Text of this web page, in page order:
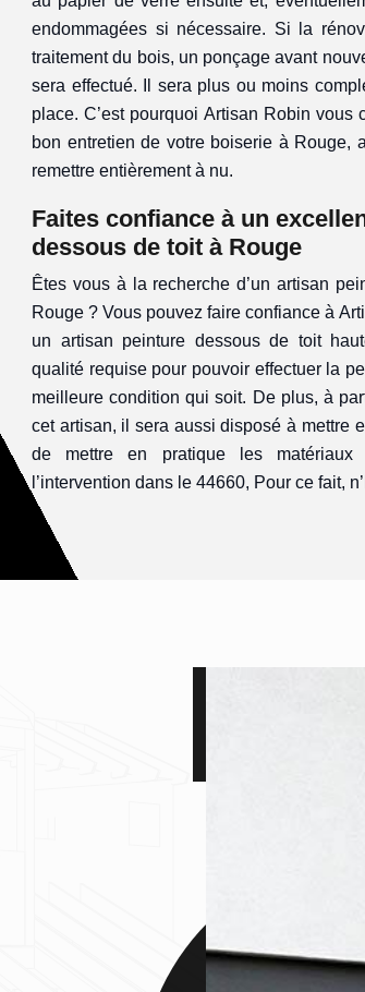
endommagées si nécessaire. Si la
traitement du bois, un ponçage avant
sera effectué. Il sera plus ou moins
place. C’est pourquoi Artisan Robin vous
bon entretien de votre boiserie à Rouge,
remettre entièrement à nu.
Faites confiance à un
dessous de toit à Rouge
Êtes vous à la recherche d’un artisan
Rouge ? Vous pouvez faire confiance à
un artisan peinture dessous de toit
qualité requise pour pouvoir effectuer la
meilleure condition qui soit. De plus, à
cet artisan, il sera aussi disposé à mettre
de mettre en pratique les matériaux
l’intervention dans le 44660, Pour ce fait,